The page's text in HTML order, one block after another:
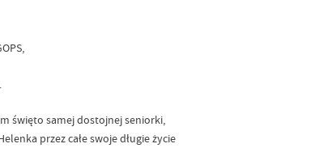
święto samej dostojnej seniorki,
przez całe swoje długie życie